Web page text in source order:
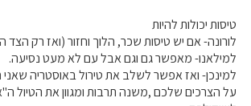
טיסות יכולות להיות
לורונה- אם יש טיסות שכר, הלוך וחזור (ואז רק
למילאנו- מאפשר גם וגם אבל עם לא מעט נסיעה.
למינכן- ואז אפשר לשלב את טירול באוסטריה שאני
על הצרכים שלכם ,משנה תרבות ומגוון את הטיול